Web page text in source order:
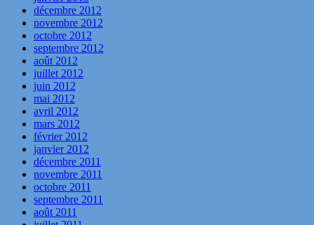
décembre 2012
novembre 2012
octobre 2012
septembre 2012
août 2012
juillet 2012
juin 2012
mai 2012
avril 2012
mars 2012
février 2012
janvier 2012
décembre 2011
novembre 2011
octobre 2011
septembre 2011
août 2011